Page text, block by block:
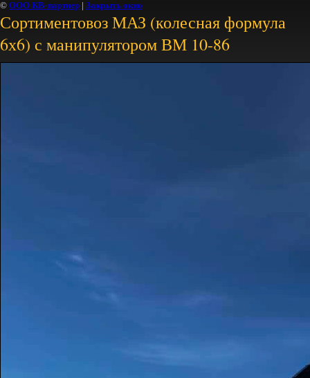
© ООО КВ-партнер | Закрыть окно
Сортиментовоз МАЗ (колесная формула
6х6) с манипулятором ВМ 10-86